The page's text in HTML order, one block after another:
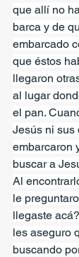
que allí no
barca y de
embarcado
que éstos
llegaron
al lugar
el pan.
Jesús ni sus
embarcaron
buscar a
Al
le
llegaste
les aseguro
buscando